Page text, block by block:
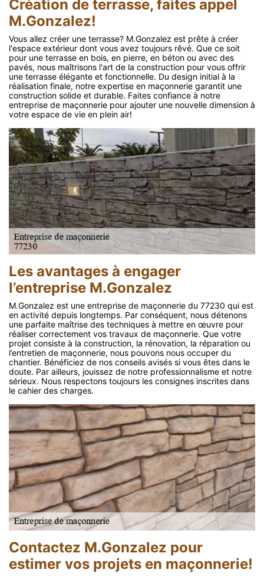
Création de terrasse, faites appel
M.Gonzalez!
Vous allez créer une terrasse? M.Gonzalez est prête à créer
l'espace extérieur dont vous avez toujours rêvé. Que ce soit
pour une terrasse en bois, en pierre, en béton ou avec des
pavés, nous maîtrisons l'art de la construction pour vous offrir
une terrasse élégante et fonctionnelle. Du design initial à la
réalisation finale, notre expertise en maçonnerie garantit une
construction solide et durable. Faites confiance à notre
entreprise de maçonnerie pour ajouter une nouvelle dimension à
votre espace de vie en plein air!
Les avantages à engager
l’entreprise M.Gonzalez
M.Gonzalez est une entreprise de maçonnerie du 77230 qui est
en activité depuis longtemps. Par conséquent, nous détenons
une parfaite maîtrise des techniques à mettre en œuvre pour
réaliser correctement vos travaux de maçonnerie. Que votre
projet consiste à la construction, la rénovation, la réparation ou
l’entretien de maçonnerie, nous pouvons nous occuper du
chantier. Bénéficiez de nos conseils avisés si vous êtes dans le
doute. Par ailleurs, jouissez de notre professionnalisme et notre
sérieux. Nous respectons toujours les consignes inscrites dans
le cahier des charges.
Contactez M.Gonzalez pour
estimer vos projets en maçonnerie!